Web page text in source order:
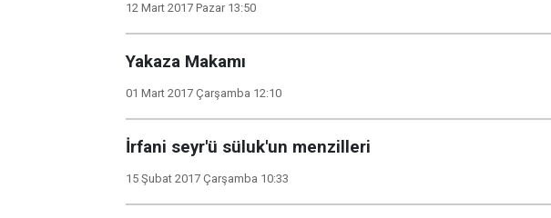
12 Mart 2017 Pazar 13:50
Yakaza Makamı
01 Mart 2017 Çarşamba 12:10
İrfani seyr'ü süluk'un menzilleri
15 Şubat 2017 Çarşamba 10:33